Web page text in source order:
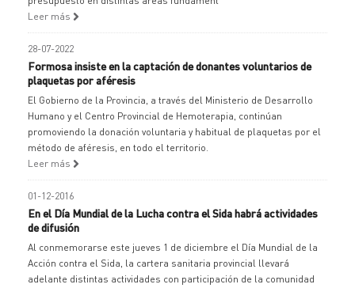
Leer más
28-07-2022
Formosa insiste en la captación de donantes voluntarios de
plaquetas por aféresis
El Gobierno de la Provincia, a través del Ministerio de Desarrollo
Humano y el Centro Provincial de Hemoterapia, continúan
promoviendo la donación voluntaria y habitual de plaquetas por el
método de aféresis, en todo el territorio.
Leer más
01-12-2016
En el Día Mundial de la Lucha contra el Sida habrá actividades
de difusión
Al conmemorarse este jueves 1 de diciembre el Día Mundial de la
Acción contra el Sida, la cartera sanitaria provincial llevará
adelante distintas actividades con participación de la comunidad